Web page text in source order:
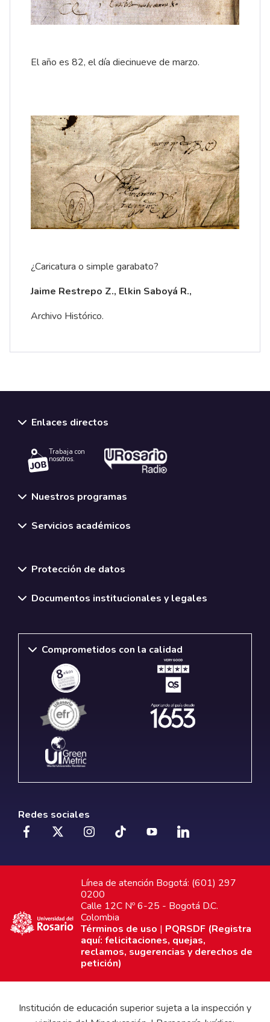
El año es 82, el día diecinueve de marzo.
¿Caricatura o simple garabato?
Jaime Restrepo Z., Elkin Saboyá R.,
Archivo Histórico.
Enlaces directos
Trabaja con
nosotros.
Nuestros programas
Servicios académicos
Protección de datos
Documentos institucionales y legales
Comprometidos con la calidad
Redes sociales
Línea de atención Bogotá: (601) 297
0200
Calle 12C Nº 6-25 - Bogotá D.C.
Colombia
Términos de uso | PQRSDF (Registra
aquí: felicitaciones, quejas,
reclamos, sugerencias y derechos de
petición)
Institución de educación superior sujeta a la inspección y